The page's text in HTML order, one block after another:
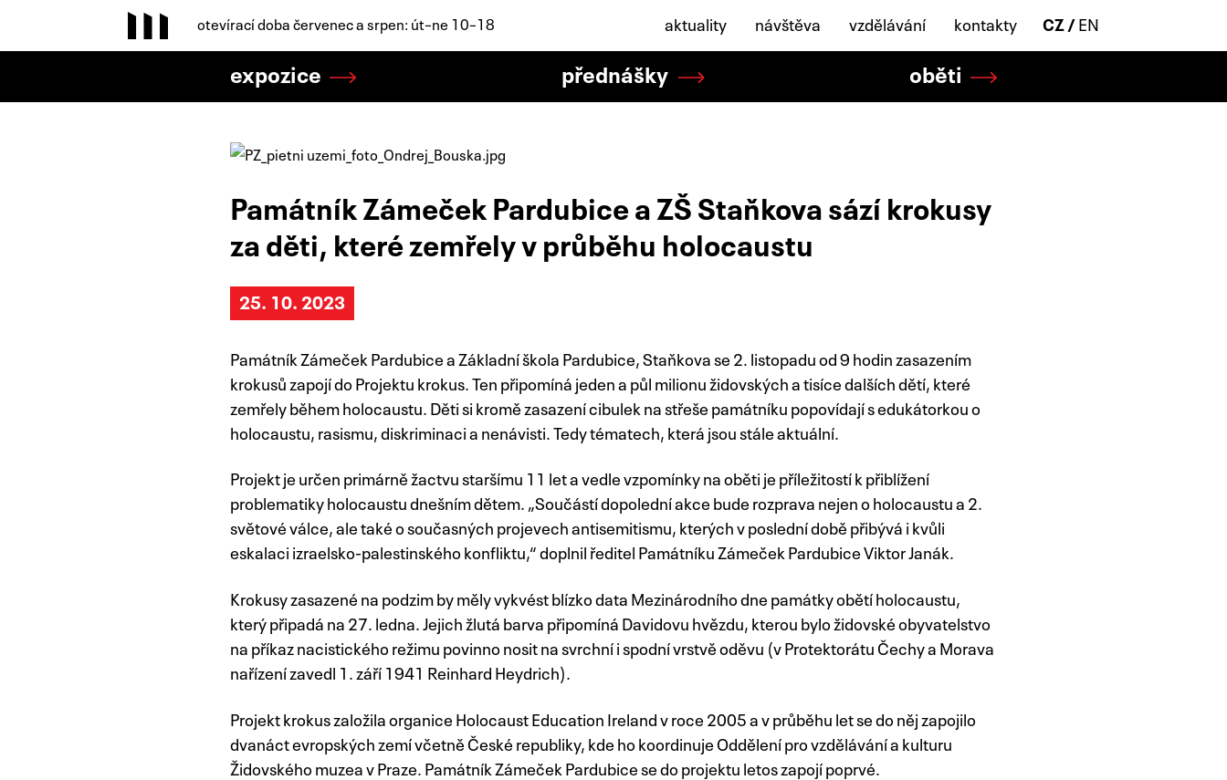
otevírací doba červenec a srpen: út–ne 10–18 aktuality návštěva vzdělávání kontakty CZ EN
expozice přednášky oběti
Památník Zámeček Pardubice a ZŠ Staňkova sází krokusy
za děti, které zemřely v průběhu holocaustu
25. 10. 2023
Památník Zámeček Pardubice a Základní škola Pardubice, Staňkova se 2. listopadu od 9 hodin zasazením
krokusů zapojí do Projektu krokus. Ten připomíná jeden a půl milionu židovských a tisíce dalších dětí, které
zemřely během holocaustu. Děti si kromě zasazení cibulek na střeše památníku popovídají s edukátorkou o
holocaustu, rasismu, diskriminaci a nenávisti. Tedy tématech, která jsou stále aktuální.
Projekt je určen primárně žactvu staršímu 11 let a vedle vzpomínky na oběti je příležitostí k přiblížení
problematiky holocaustu dnešním dětem. „Součástí dopolední akce bude rozprava nejen o holocaustu a 2.
světové válce, ale také o současných projevech antisemitismu, kterých v poslední době přibývá i kvůli
eskalaci izraelsko-palestinského konfliktu,“ doplnil ředitel Památníku Zámeček Pardubice Viktor Janák.
Krokusy zasazené na podzim by měly vykvést blízko data Mezinárodního dne památky obětí holocaustu,
který připadá na 27. ledna. Jejich žlutá barva připomíná Davidovu hvězdu, kterou bylo židovské obyvatelstvo
na příkaz nacistického režimu povinno nosit na svrchní i spodní vrstvě oděvu (v Protektorátu Čechy a Morava
nařízení zavedl 1. září 1941 Reinhard Heydrich).
Projekt krokus založila organice Holocaust Education Ireland v roce 2005 a v průběhu let se do něj zapojilo
dvanáct evropských zemí včetně České republiky, kde ho koordinuje Oddělení pro vzdělávání a kulturu
Židovského muzea v Praze. Památník Zámeček Pardubice se do projektu letos zapojí poprvé.